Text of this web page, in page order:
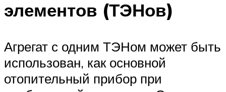
элементов (ТЭНов)
Агрегат с одним ТЭНом может быть
использован, как основной
отопительный прибор при